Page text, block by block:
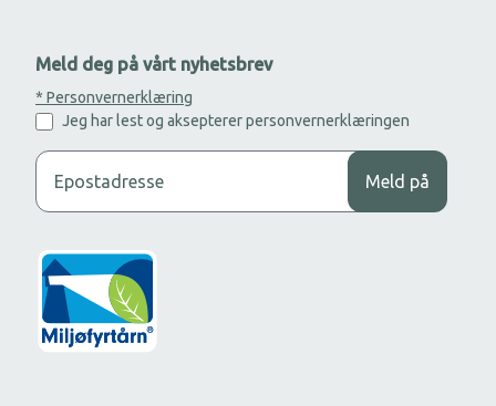
Meld deg på vårt nyhetsbrev
* Personvernerklæring
Jeg har lest og aksepterer personvernerklæringen
Legg til din epost adresse for å motta nyhetsbrev.
Meld på